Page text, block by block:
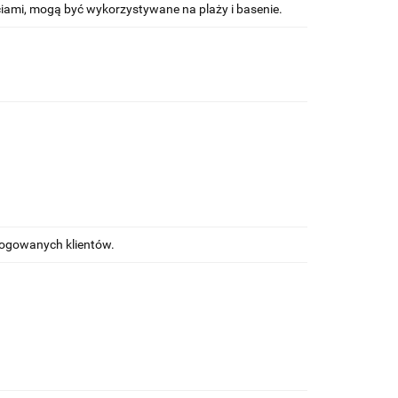
mogą być wykorzystywane na plaży i basenie.
klientów.